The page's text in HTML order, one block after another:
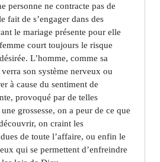
personne ne contracte pas de
fait de s’engager dans des
le mariage présente pour elle
court toujours le risque
L’homme, comme sa
son système nerveux ou
à cause du sentiment de
provoqué par de telles
grossesse, on a peur de ce que
on craint les
de toute l’affaire, ou enfin le
qui se permettent d’enfreindre